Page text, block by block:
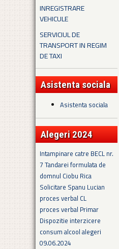
INREGISTRARE
VEHICULE
SERVICIUL DE
TRANSPORT IN REGIM
DE TAXI
Asistenta sociala
Asistenta sociala
Alegeri 2024
Intampinare catre BECL nr.
7 Tandarei formulata de
domnul Ciobu Rica
Solicitare Spanu Lucian
proces verbal CL
proces verbal Primar
Dispozitie interzicere
consum alcool alegeri
09.06.2024